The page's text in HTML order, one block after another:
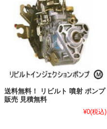
送料無料！ リビルト 噴射 ポンプ
販売 見積無料
¥0(税込)